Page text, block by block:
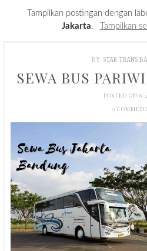
Tampilkan postingan dengan
Jakarta. Tampilkan
BY STAR TRANS
SEWA BUS
POSTED ON
0